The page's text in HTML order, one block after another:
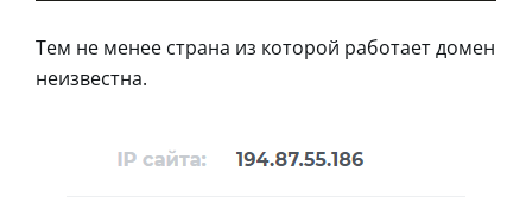
Тем не менее страна из которой работает домен
неизвестна.